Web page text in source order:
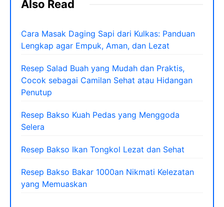
Also Read
Cara Masak Daging Sapi dari Kulkas: Panduan
Lengkap agar Empuk, Aman, dan Lezat
Resep Salad Buah yang Mudah dan Praktis,
Cocok sebagai Camilan Sehat atau Hidangan
Penutup
Resep Bakso Kuah Pedas yang Menggoda
Selera
Resep Bakso Ikan Tongkol Lezat dan Sehat
Resep Bakso Bakar 1000an Nikmati Kelezatan
yang Memuaskan